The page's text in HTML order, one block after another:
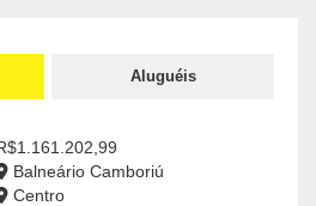
Aluguéis
Balneário Camboriú
Centro